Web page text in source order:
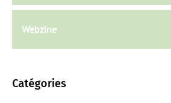
Webzine
Catégories